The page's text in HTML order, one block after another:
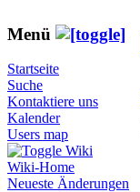
Menü
Startseite
Suche
Kontaktiere uns
Kalender
Users map
Wiki
Wiki-Home
Neueste Änderungen